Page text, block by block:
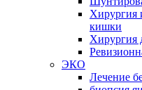
Хирургия
кишки
Хирургия
ЭКО
Лечение